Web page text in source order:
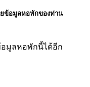
ยข้อมูลหอพักของท่าน
อมูลหอพักนี้ได้อีก